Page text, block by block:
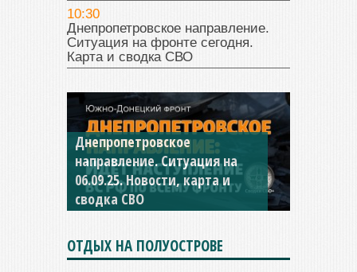
10:30
Днепропетровское направление.
Ситуация на фронте сегодня.
Карта и сводка СВО
Константиновское
направление. Ситуация на
04.09.25 Новости, карта и
сводка СВО
ОТДЫХ НА ПОЛУОСТРОВЕ